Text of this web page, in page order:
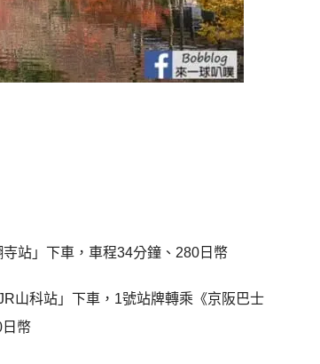
寺站」下車，車程34分鐘、280日幣
山科站」下車，1號站牌轉乘《京阪巴士
幣